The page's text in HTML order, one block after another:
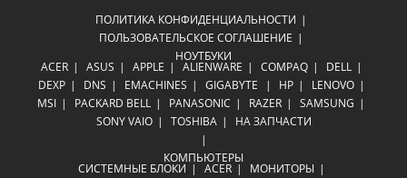
ПОЛИТИКА КОНФИДЕНЦИАЛЬНОСТИ
ПОЛЬЗОВАТЕЛЬСКОЕ СОГЛАШЕНИЕ
НОУТБУКИ
ACER ASUS APPLE ALIENWARE COMPAQ
DELL
DEXP
DNS EMACHINES GIGABYTE HP
LENOVO
MSI
PACKARD BELL PANASONIC RAZER
SAMSUNG
SONY VAIO
TOSHIBA НА ЗАПЧАСТИ
КОМПЬЮТЕРЫ
СИСТЕМНЫЕ БЛОКИ ACER
МОНИТОРЫ